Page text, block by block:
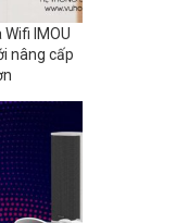
IMOU
nâng cấp